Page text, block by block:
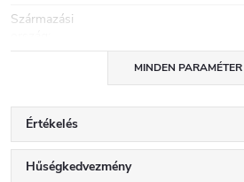
Származási
MINDEN PARAMÉTER
Értékelés
Hűségkedvezmény